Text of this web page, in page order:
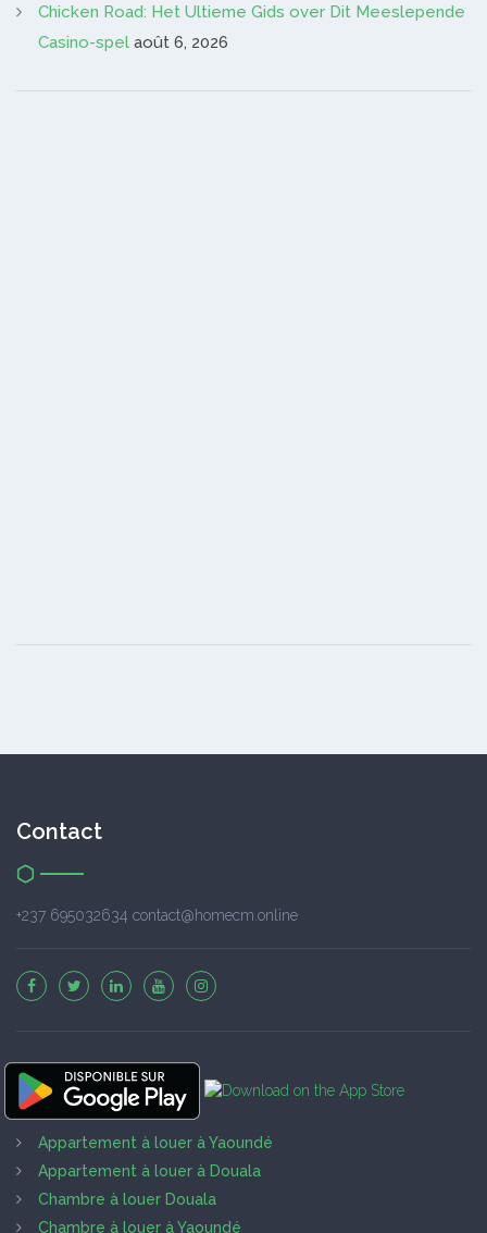
Chicken Road: Het Ultieme Gids over Dit Meeslepende
Casino-spel août 6, 2026
Contact
+237 695032634 contact@homecm.online
Appartement à louer à Yaoundé
Appartement à louer à Douala
Chambre à louer Douala
Chambre à louer à Yaoundé